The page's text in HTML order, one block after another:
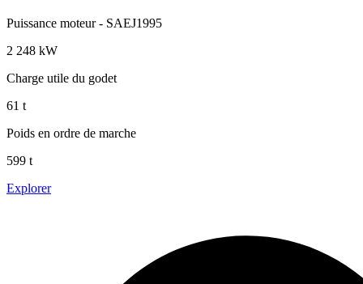
Puissance moteur - SAEJ1995
2 248 kW
Charge utile du godet
61 t
Poids en ordre de marche
599 t
Explorer